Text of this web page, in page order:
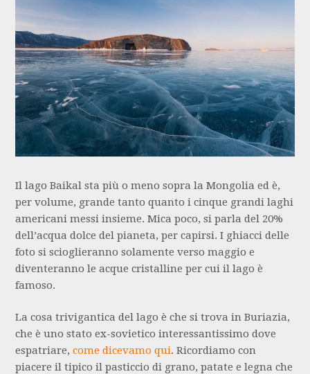
Il lago Baikal sta più o meno sopra la Mongolia ed è,
per volume, grande tanto quanto i cinque grandi laghi
americani messi insieme. Mica poco, si parla del 20%
dell’acqua dolce del pianeta, per capirsi. I ghiacci delle
foto si scioglieranno solamente verso maggio e
diventeranno le acque cristalline per cui il lago è
famoso.
La cosa trivigantica del lago è che si trova in Buriazia,
che è uno stato ex-sovietico interessantissimo dove
espatriare,come dicevamo qui. Ricordiamo con
piacere il tipico il pasticcio di grano, patate e legna che